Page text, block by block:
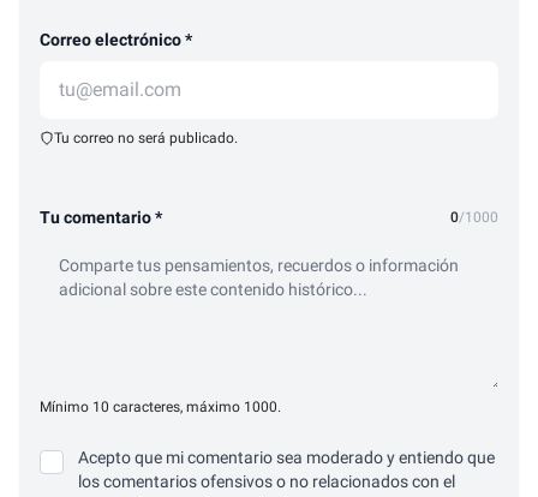
Correo electrónico *
Tu correo no será publicado.
Tu comentario * 0/1000
Mínimo 10 caracteres, máximo 1000.
Acepto que mi comentario sea moderado y entiendo que
los comentarios ofensivos o no relacionados con el